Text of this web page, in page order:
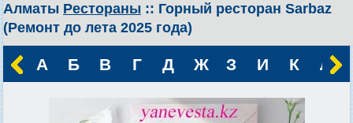
Алматы Рестораны :: Горный ресторан Sarbaz
(Ремонт до лета 2025 года)
А Б В Г Д Ж З И К Л